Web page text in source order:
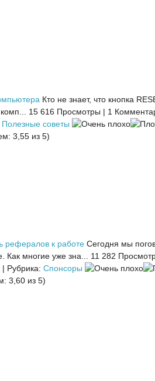
Кто не знает, что кнопка
15 616 Просмотры | 1
Полезные советы
3,55 из 5)
рефералов к работе Сегодня мы
многие уже зна...
11 282
| Рубрика: Спонсоры
3,60 из 5)